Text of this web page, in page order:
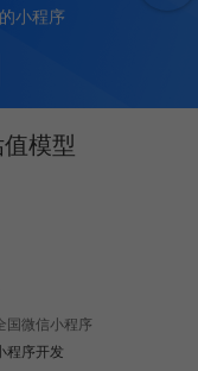
小程序
模型
国微信小程序
程序开发